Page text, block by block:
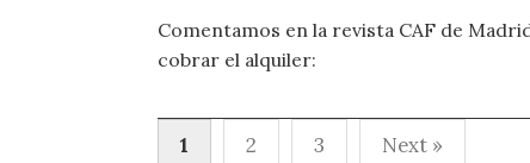
Comentamos en la revista CAF de
cobrar el alquiler:
Paginación
1 2 3 Next »